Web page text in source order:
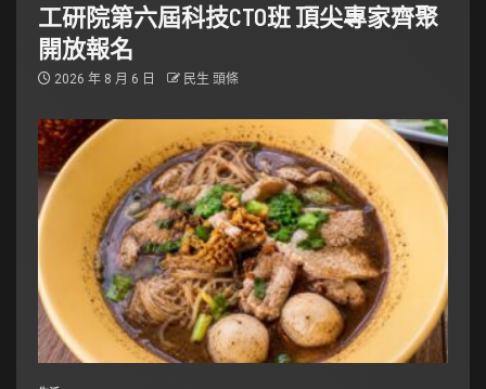
工研院第六屆科技CTO班 頂尖專家齊聚
開放報名
2026 年 8 月 6 日 民生 頭條